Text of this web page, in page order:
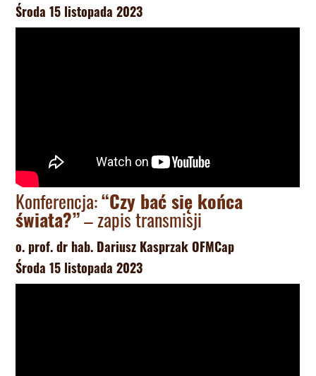
Środa 15 listopada 2023
Konferencja:“Czy bać się końca
świata?”– zapis transmisji
o. prof. dr hab. Dariusz Kasprzak OFMCap
Środa 15 listopada 2023